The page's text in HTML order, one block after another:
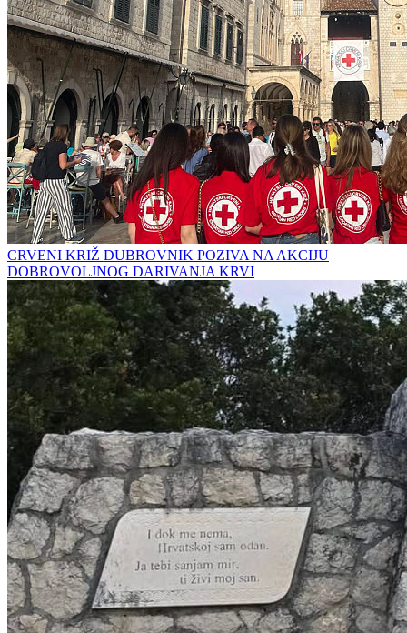
CRVENI KRIŽ DUBROVNIK POZIVA NA AKCIJU
DOBROVOLJNOG DARIVANJA KRVI